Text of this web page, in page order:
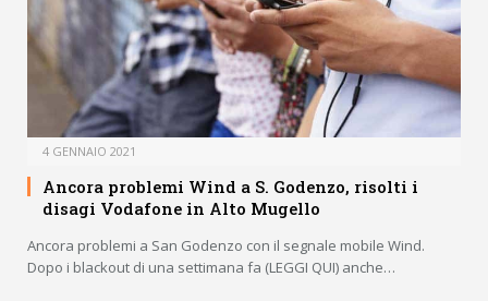
4 GENNAIO 2021
Ancora problemi Wind a S. Godenzo, risolti i
disagi Vodafone in Alto Mugello
Ancora problemi a San Godenzo con il segnale mobile Wind.
Dopo i blackout di una settimana fa (LEGGI QUI) anche…